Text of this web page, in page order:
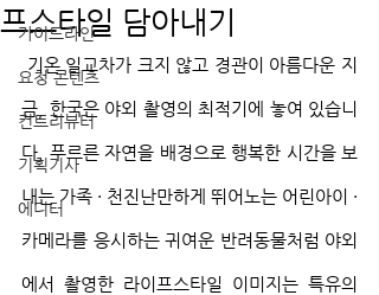
가이드라인
요청 콘텐츠
컨트리뷰터
기획기사
에디터
프스타일 담아내기
금, 한국은 야외 촬영의 최적기에 놓여 있습니
다. 푸르른 자연을 배경으로 행복한 시간을 보
내는 가족 · 천진난만하게 뛰어노는 어린아이 ·
카메라를 응시하는 귀여운 반려동물처럼 야외
에서 촬영한 라이프스타일 이미지는 특유의